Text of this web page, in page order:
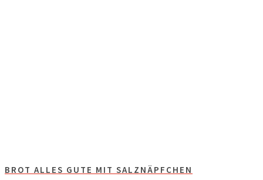
BROT ALLES GUTE MIT SALZNÄPFCHEN